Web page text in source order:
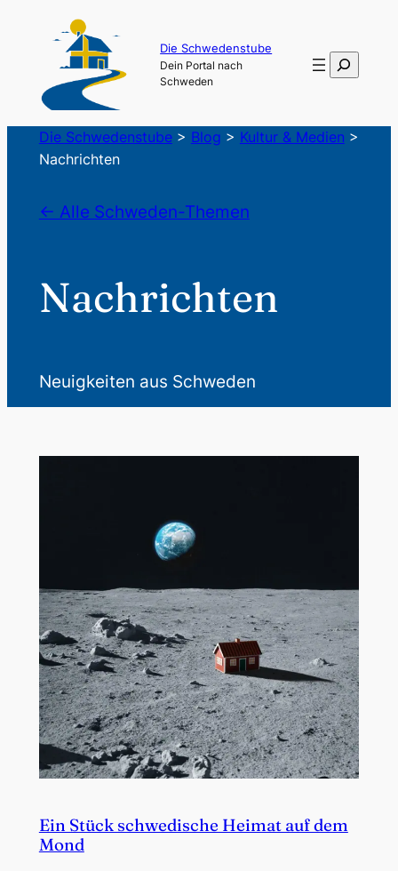
Die Schwedenstube
Dein Portal nach
Schweden
Suchen
Die Schwedenstube> Blog > Kultur & Medien >
Nachrichten
← Alle Schweden-Themen
Nachrichten
Neuigkeiten aus Schweden
Ein Stück schwedische Heimat auf dem
Mond